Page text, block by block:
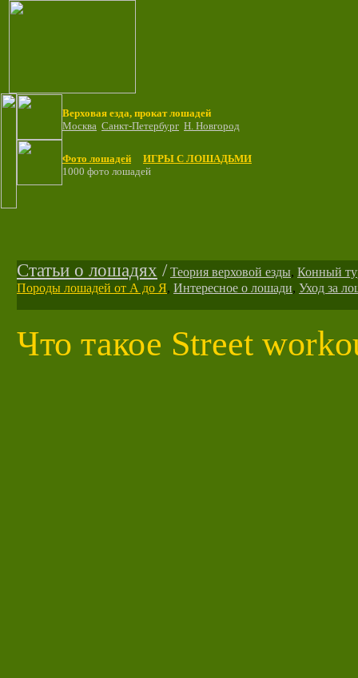
Верховая езда, прокат лошадей
Москва Санкт-Петербург Н. Новгород
Фото лошадей
ИГРЫ С ЛОШАДЬМИ
1000 фото лошадей
Статьи о лошадях / Теория верховой езды, Конный
Породы лошадей от А до Я, Интересное о лошади, Уход за
Что такое Street